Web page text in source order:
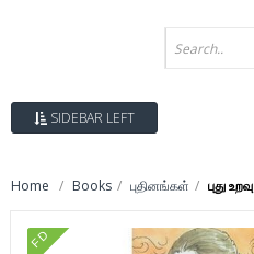
SIDEBAR LEFT
Home Books புதினங்கள் புது உறவு
FD